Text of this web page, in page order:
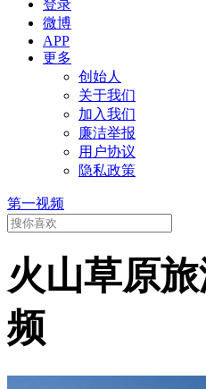
登录
微博
APP
更多
创始人
关于我们
加入我们
廉洁举报
用户协议
隐私政策
第一视频
火山草原
频